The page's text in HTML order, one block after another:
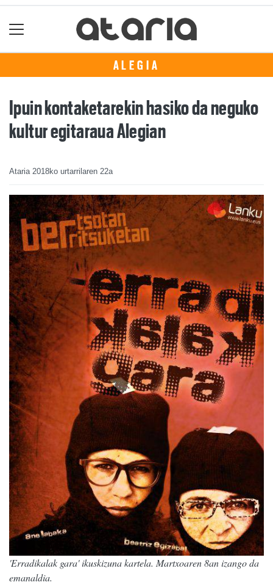
ALEGIA
Ipuin kontaketarekin hasiko da neguko
kultur egitaraua Alegian
Ataria 2018ko urtarrilaren 22a
'Erradikalak gara' ikuskizuna kartela. Martxoaren 8an izango da
emanaldia.